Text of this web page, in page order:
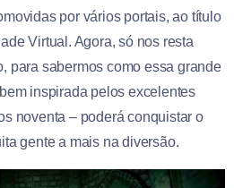
por vários portais, ao título
Virtual. Agora, só nos resta
para sabermos como essa grande
inspirada pelos excelentes
noventa – poderá conquistar o
gente a mais na diversão.